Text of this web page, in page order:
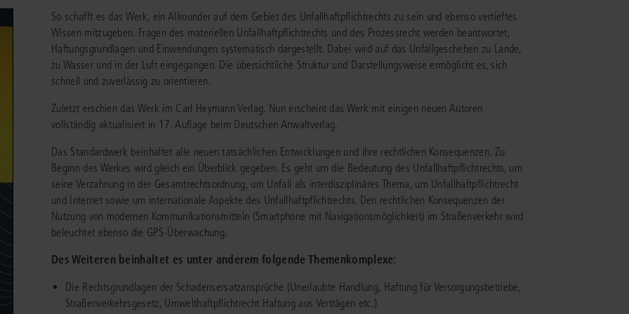
Finden Sie Lösungen und Inhalte, die zu Ihrem Fachgebiet passen.
Arbeitsrecht
Außenwirtschaftsrecht
Bankrecht
Datenschutzrecht
Erbrecht
Familienrecht
Handels- und Gesellschaftsrecht
Insolvenzrecht
IT-und Medienrecht
Notare
Öffentliches Recht
Steuerrecht
Strafrecht
Unternehmensjuristen
Verkehrsrecht
Versicherungsrecht
Wettbewerbs- und
JURIS BUSINESS
Praxisnah und intuitiv: Schutz vor rechtlichen
Risikenfür Unternehmen, Institutionen
mehr erfahren
JURIS AKADEMIE
Qualifiziert und zertifiziert: Online-
mehr erfahren
für eine erste Produktempfehlung.
Online-Produktberater starten
Vereine und Verbände
Unternehmen
Referendariat
Studium und Hochschule
WEITERE SERVICES
FAQ
Downloads
Veranstaltungen
juris PraxisReporte
(Mo-Fr 8-18 Uhr).
So schafft es das Werk, ein Allrounder auf dem Gebiet des Unfallhaftpflichtrechts zu sein und ebenso vertieftes
Wissen mitzugeben. Fragen des materiellen Unfallhaftpflichtrechts und des Prozessrecht werden beantwortet,
Haftungsgrundlagen und Einwendungen systematisch dargestellt. Dabei wird auf das Unfallgeschehen zu Lande,
zu Wasser und in der Luft eingegangen. Die übersichtliche Struktur und Darstellungsweise ermöglicht es, sich
schnell und zuverlässig zu orientieren.
Zuletzt erschien das Werk im Carl Heymann Verlag. Nun erscheint das Werk mit einigen neuen Autoren
vollständig aktualisiert in 17. Auflage beim Deutschen Anwaltverlag.
Das Standardwerk beinhaltet alle neuen tatsächlichen Entwicklungen und ihre rechtlichen Konsequenzen. Zu
Beginn des Werkes wird gleich ein Überblick gegeben. Es geht um die Bedeutung des Unfallhaftpflichtrechts, um
seine Verzahnung in der Gesamtrechtsordnung, um Unfall als interdisziplinäres Thema, um Unfallhaftpflichtrecht
und Internet sowie um internationale Aspekte des Unfallhaftpflichtrechts. Den rechtlichen Konsequenzen der
Nutzung von modernen Kommunikationsmitteln (Smartphone mit Navigationsmöglichkeit) im Straßenverkehr wird
beleuchtet ebenso die GPS-Überwachung.
Des Weiteren beinhaltet es unter anderem folgende Themenkomplexe:
Die Rechtsgrundlagen der Schadensersatzansprüche (Unerlaubte Handlung, Haftung für Versorgungsbetriebe,
Straßenverkehrsgesetz, Umwelthaftpflichtrecht Haftung aus Verträgen etc.)